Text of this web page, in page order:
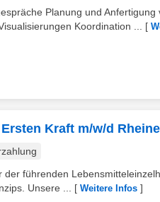
Planung und
Koordination ...
[
Kraft m/w/d Rheine
führenden
Unsere ...
[ Weitere Infos ]